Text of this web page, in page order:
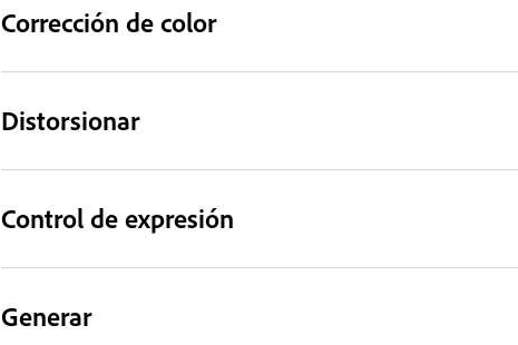
Corrección de color
Distorsionar
Control de expresión
Generar